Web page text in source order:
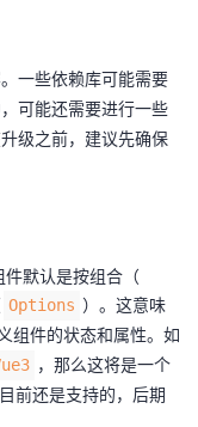
一些依赖库可能需要
可能还需要进行一些
级之前，建议先确保
默认是按组合（
Options ）。这意味
组件的状态和属性。如
，那么这将是一个
前还是支持的，后期